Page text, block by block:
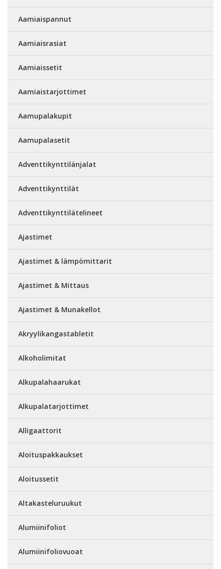
Aamiaispannut
Aamiaisrasiat
Aamiaissetit
Aamiaistarjottimet
Aamupalakupit
Aamupalasetit
Adventtikynttilänjalat
Adventtikynttilät
Adventtikynttilätelineet
Ajastimet
Ajastimet & lämpömittarit
Ajastimet & Mittaus
Ajastimet & Munakellot
Akryylikangastabletit
Alkoholimitat
Alkupalahaarukat
Alkupalatarjottimet
Alligaattorit
Aloituspakkaukset
Aloitussetit
Altakasteluruukut
Alumiinifoliot
Alumiinifoliovuoat